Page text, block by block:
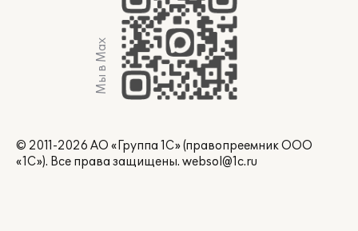
Мы в Max
© 2011-2026 АО «Группа 1С» (правопреемник ООО
«1С»). Все права защищены. websol@1c.ru